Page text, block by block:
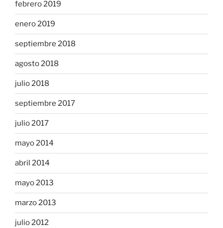
febrero 2019
enero 2019
septiembre 2018
agosto 2018
julio 2018
septiembre 2017
julio 2017
mayo 2014
abril 2014
mayo 2013
marzo 2013
julio 2012